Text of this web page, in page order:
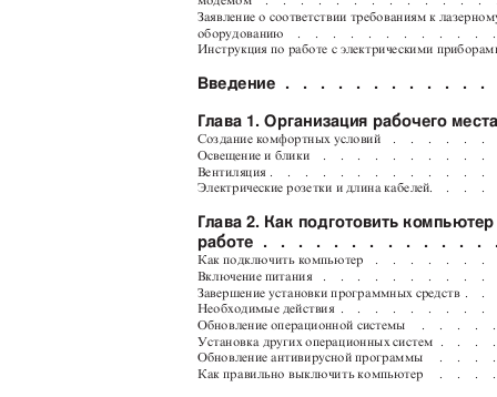
Заявление о соответствии требованиям к
оборудованию
. . . . . . . . . . .
.
Инструкция по работе с электрическими
Введение .
. . . . . . . . . . .
Глава 1. Организация рабочего
Создание комфортных условий
.
.
.
.
.
.
.
.
.
.
.
.
.
.
.
.
.
.
.
.
.
Освещение и блики
Вентиляция .
Электрические розетки и длина кабелей.
.
.
.
.
.
.
.
.
. .
Глава 2. Как подготовить
работе .
. . . . . . . . . . . .
Как подключить компьютер
Включение питания
.
.
.
.
.
.
.
.
.
.
.
.
.
.
.
.
.
.
.
Завершение установки программных средств .
Необходимые действия .
Обновление операционной системы
Установка других операционных систем .
. . . . . .
.
.
.
.
.
.
.
.
.
.
.
.
.
.
.
Обновление антивирусной программы
Как правильно выключить компьютер
.
.